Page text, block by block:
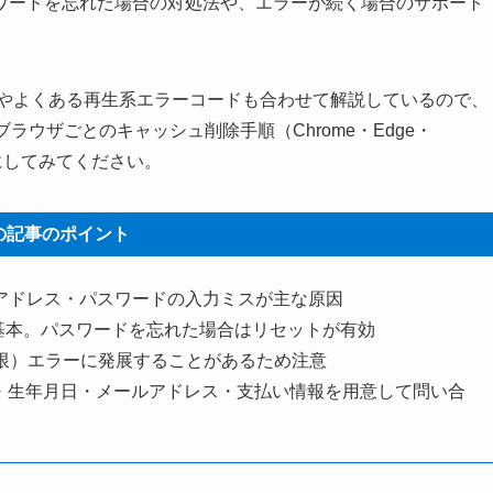
くある再生系エラーコードも合わせて解説しているので、
ウザごとのキャッシュ削除手順（Chrome・Edge・
てみてください。
記事のポイント
レス・パスワードの入力ミスが主な原因
。パスワードを忘れた場合はリセットが有効
エラーに発展することがあるため注意
年月日・メールアドレス・支払い情報を用意して問い合